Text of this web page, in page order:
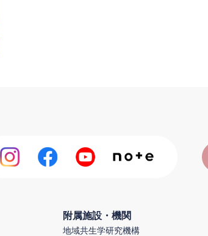
附属施設・機関
地域共生学研究機構